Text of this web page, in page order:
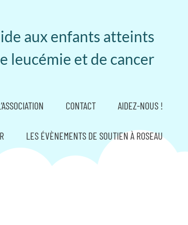
aux enfants atteints
leucémie et de cancer
CONTACT AIDEZ-NOUS !
LES ÉVÈNEMENTS DE SOUTIEN À ROSEAU